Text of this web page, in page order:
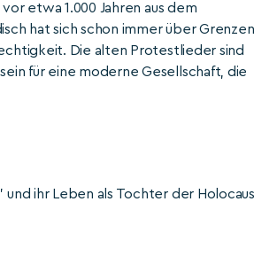
etwa 1.000 Jahren aus dem
hat sich schon immer über Grenzen
Die alten Protestlieder sind
für eine moderne Gesellschaft, die
und ihr Leben als Tochter der